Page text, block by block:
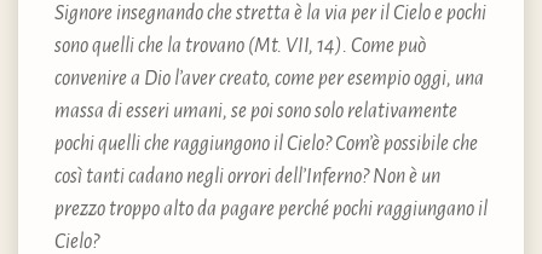
Signore insegnando che stretta è la via per il Cielo e pochi
sono quelli che la trovano (Mt. VII, 14). Come può
convenire a Dio l’aver creato, come per esempio oggi, una
massa di esseri umani, se poi sono solo relativamente
pochi quelli che raggiungono il Cielo? Com’è possibile che
così tanti cadano negli orrori dell’Inferno? Non è un
prezzo troppo alto da pagare perché pochi raggiungano il
Cielo?